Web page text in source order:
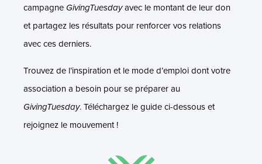
campagne GivingTuesdayavec le montant de leur don
et partagez les résultats pour renforcer vos relations
avec ces derniers.
Trouvez de l’inspiration et le mode d’emploi dont votre
association a besoin pour se préparer au
GivingTuesday. Téléchargez le guide ci-dessous et
rejoignez le mouvement !